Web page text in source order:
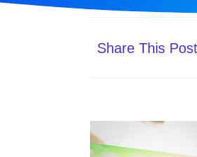
Share This Post